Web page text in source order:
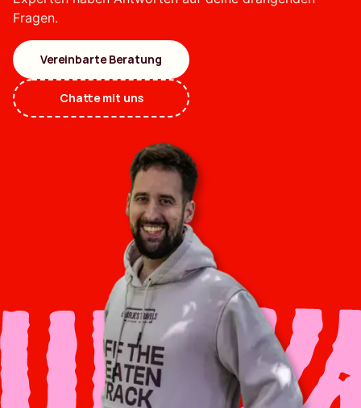
Fragen.
Vereinbarte Beratung
Chatte mit uns